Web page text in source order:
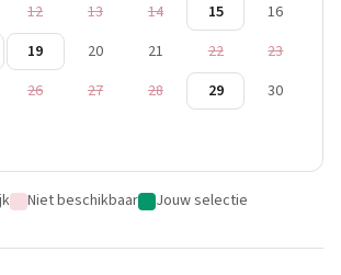
12 13 14 15
16
19 20 21 22
23
26 27 28 29
30
Niet beschikbaar Jouw selectie